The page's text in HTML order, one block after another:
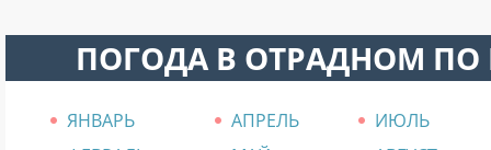
ПОГОДА В ОТРАДНОМ
ЯНВАРЬ АПРЕЛЬ
ИЮЛЬ